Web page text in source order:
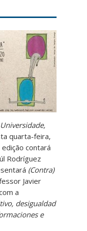
Universidade,
quarta-feira,
contará
Rodríguez
(Contra)
Javier
a
desigualdad
e